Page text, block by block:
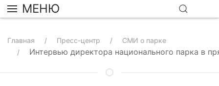
МЕНЮ
Главная Пресс-центр СМИ о парке
Интервью директора национального парка в